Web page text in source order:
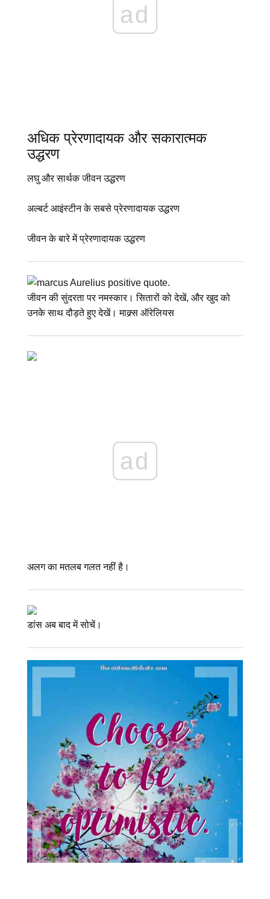
ad
अधिक प्रेरणादायक और सकारात्मक
उद्धरण
लघु और सार्थक जीवन उद्धरण
अल्बर्ट आइंस्टीन के सबसे प्रेरणादायक उद्धरण
जीवन के बारे में प्रेरणादायक उद्धरण
जीवन की सुंदरता पर नमस्कार। सितारों को देखें, और खुद को
उनके साथ दौड़ते हुए देखें। माक्र्स ऑरेलियस
ad
अलग का मतलब गलत नहीं है।
डांस अब बाद में सोचें।